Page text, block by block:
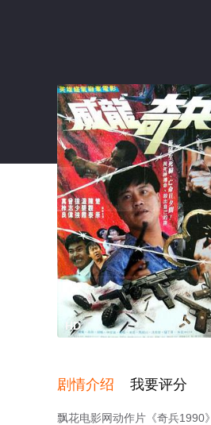
HD
剧情介绍 我要评分
飘花电影网动作片《奇兵1990